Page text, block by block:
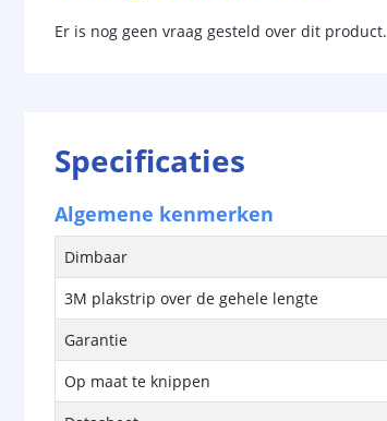
Er is nog geen vraag gesteld over dit product.
Specificaties
Algemene kenmerken
Dimbaar
3M plakstrip over de gehele lengte
Garantie
Op maat te knippen